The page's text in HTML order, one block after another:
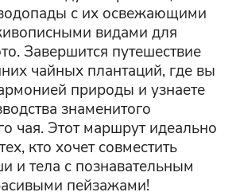
с их освежающими
видами для
Завершится путешествие
чайных плантаций, где вы
природы и узнаете
знаменитого
чая. Этот маршрут идеально
кто хочет совместить
и тела с познавательным
пейзажами!